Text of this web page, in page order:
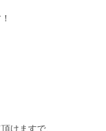
けますで、